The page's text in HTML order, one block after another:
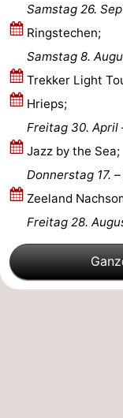
Oranjezon
Oostkapelle
-
Natur
de
Mantelingen
Westkapelle
-
Zoutelande
Walcherse
Dishoek
-
Middelburg
Zeeuws-
Samstag 26.
Ringstechen;
Samstag 8.
Trekker Light
Hrieps;
Freitag 30. April
Jazz by the Sea;
Donnerstag 17. –
Zeeland
Freitag 28.